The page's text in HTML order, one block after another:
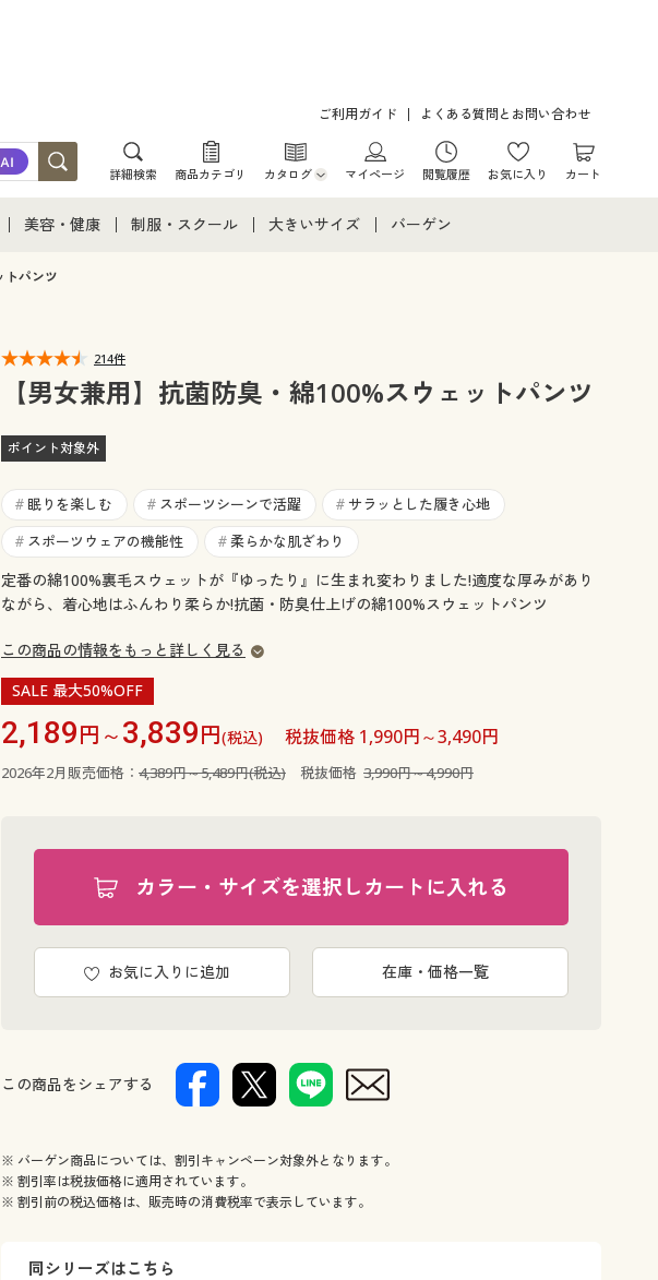
ご利用ガイド よくある質問とお問い合わせ
詳細検索 商品カテゴリ カタログ
カタログ・チラシからのご注文
マイページ 閲覧履歴 お気に入り カート
すべて
ック
美容・健康
美容・健康通販すべて
制服・スクール
ジュニア・ティーンズ下着
大きいサイズ
大きいサイズ レディース下着
大きいサイズ 事務・制服
バーゲン
トパンツ
214件
【男女兼用】抗菌防臭・綿100%スウェットパンツ
ポイント対象外
# 眠りを楽しむ # スポーツシーンで活躍 # サラッとした履き心地
# スポーツウェアの機能性 # 柔らかな肌ざわり
定番の綿100%裏毛スウェットが『ゆったり』に生まれ変わりました!適度な厚みがあり
ながら、着心地はふんわり柔らか!抗菌・防臭仕上げの綿100%スウェットパンツ
この商品の情報をもっと詳しく見る
SALE 最大50%OFF
2,189円～3,839円(税込) 税抜価格 1,990円～3,490円
2026年2月販売価格： 4,389円～5,489円(税込) 税抜価格 3,990円～4,990円
カラー・サイズを選択しカートに入れる
お気に入りに追加 在庫・価格一覧
この商品をシェアする
※ バーゲン商品については、割引キャンペーン対象外となります。
※ 割引率は税抜価格に適用されています。
※ 割引前の税込価格は、販売時の消費税率で表示しています。
同シリーズはこちら